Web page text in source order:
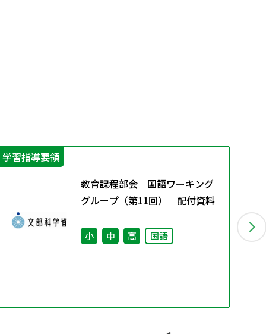
学習指導要領
教育課程部会 国語ワーキング
グループ（第11回） 配付資料
小 中 高 国語